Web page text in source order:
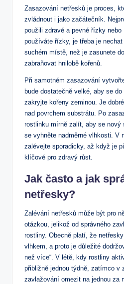
Zasazování netřesků je proces,
zvládnout i jako začátečník.
použili zdravé a pevné řízky nebo
používáte řízky, je třeba je
suchém místě, než je zasunete
zabraňovat hnilobě kořenů.
Při samotném zasazování
bude dostatečně velké, aby se
zakryjte kořeny zeminou. Je
nad povrchem substrátu. Po
rostlinku mírně zalít, aby se nový
se vyhněte nadměrné vlhkosti. V
zalévejte sporadicky, až když je
klíčové pro zdravý růst.
Jak často a jak
netřesky?
Zalévání netřesků může být pro
otázkou, jelikož od správného
rostliny. Obecně platí, že
vlhkem, a proto je důležité
než více“. V létě, kdy rostliny
přibližně jednou týdně, zatímco
zavlažování omezit na jednou za